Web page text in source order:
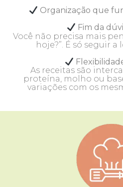
Organização que
Fim da
Você não precisa mais
hoje?”. É só seguir
As receitas são
proteína, molho ou
variações com os